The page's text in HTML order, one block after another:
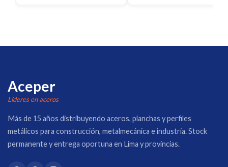
Aceper
Líderes en aceros
Más de 15 años distribuyendo aceros, planchas y perfiles
metálicos para construcción, metalmecánica e industria. Stock
permanente y entrega oportuna en Lima y provincias.